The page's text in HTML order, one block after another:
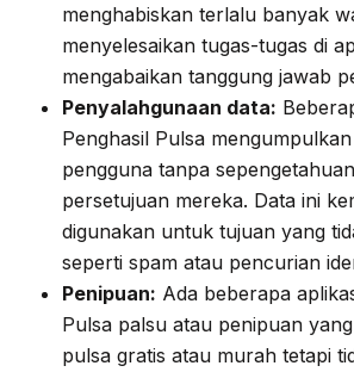
menghabiskan terlalu banyak
menyelesaikan tugas-tugas di
mengabaikan tanggung jawab
Penyalahgunaan data:
Penghasil Pulsa
pengguna tanpa
persetujuan mereka. Data ini
digunakan untuk tujuan yang
seperti spam atau pencurian
Penipuan: Ada beberapa
Pulsa palsu atau penipuan
pulsa gratis atau murah tetapi